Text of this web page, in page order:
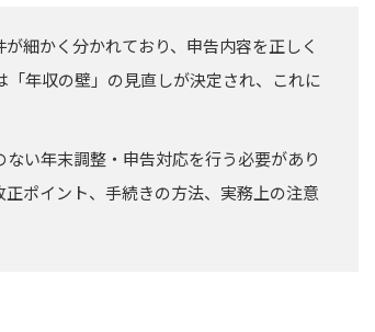
細かく分かれており、申告内容を正しく
年収の壁」の見直しが決定され、これに
い年末調整・申告対応を行う必要があり
ポイント、手続きの方法、実務上の注意